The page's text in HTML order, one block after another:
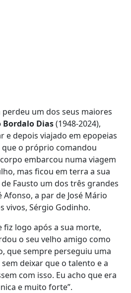
um dos seus maiores
Bordalo Dias(1948-2024),
e depois viajado em epopeias
o próprio comandou
embarcou numa viagem
mas ficou em terra a sua
Fausto um dos três grandes
Afonso, a par de José Mário
vivos, Sérgio Godinho.
fiz logo após a sua morte,
o seu velho amigo como
que sempre perseguiu uma
deixar que o talento e a
com isso. Eu acho que era
e muito forte”.